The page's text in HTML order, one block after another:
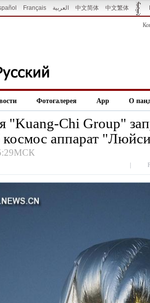
Français العربية 中文简体 中文繁体
Фотогалерея App О
"Kuang-Chi Group"
аппарат